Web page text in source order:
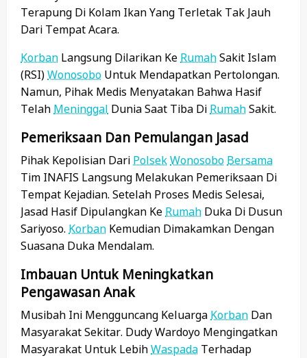
Terapung Di Kolam Ikan Yang Terletak Tak Jauh
Dari Tempat Acara.
Korban Langsung Dilarikan Ke RumahSakit Islam
(RSI)Wonosobo Untuk Mendapatkan Pertolongan.
Namun, Pihak Medis Menyatakan Bahwa Hasif
Telah Meninggal Dunia Saat Tiba Di RumahSakit.
Pemeriksaan Dan Pemulangan Jasad
Pihak Kepolisian Dari PolsekWonosobo Bersama
Tim INAFIS Langsung Melakukan Pemeriksaan Di
Tempat Kejadian. Setelah Proses Medis Selesai,
Jasad Hasif Dipulangkan Ke Rumah Duka Di Dusun
Sariyoso. Korban Kemudian Dimakamkan Dengan
Suasana Duka Mendalam.
Imbauan Untuk Meningkatkan
Pengawasan Anak
Musibah Ini Mengguncang Keluarga Korban Dan
Masyarakat Sekitar. Dudy Wardoyo Mengingatkan
Masyarakat Untuk LebihWaspada Terhadap